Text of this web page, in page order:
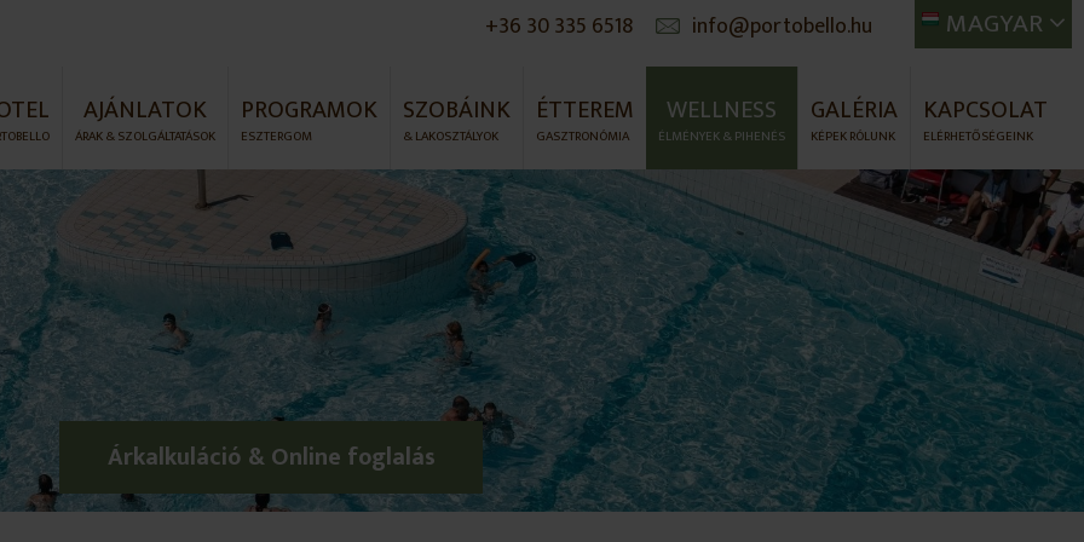
MAGYAR
+36 30 335 6518 info@portobello.hu
AJÁNLATOK
ÁRAK & SZOLGÁLTATÁSOK
PROGRAMOK
ESZTERGOM
SZOBÁINK
& LAKOSZTÁLYOK
ÉTTEREM
GASZTRONÓMIA
WELLNESS
ÉLMÉNYEK & PIHENÉS
GALÉRIA
KÉPEK RÓLUNK
KAPCSOLAT
ELÉRHETŐSÉGEINK
Árkalkuláció & Online foglalás